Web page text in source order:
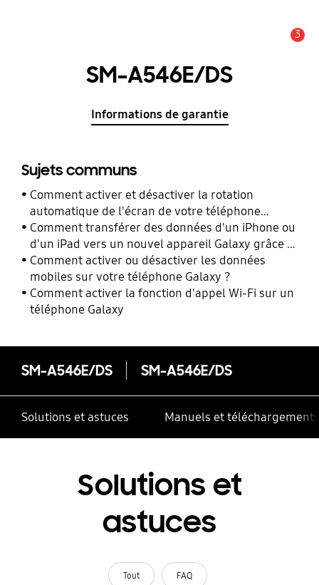
3
SM-A546E/DS
Informations de garantie
Sujets communs
Comment activer et désactiver la rotation
automatique de l'écran de votre téléphone
Galaxy ?
Comment transférer des données d'un iPhone ou
d'un iPad vers un nouvel appareil Galaxy grâce à
Smart Switch ?
Comment activer ou désactiver les données
mobiles sur votre téléphone Galaxy ?
Comment activer la fonction d'appel Wi-Fi sur un
téléphone Galaxy
SM-A546E/DS SM-A546E/DS
Solutions et astuces Manuels et téléchargements
Solutions et
astuces
Tout FAQ